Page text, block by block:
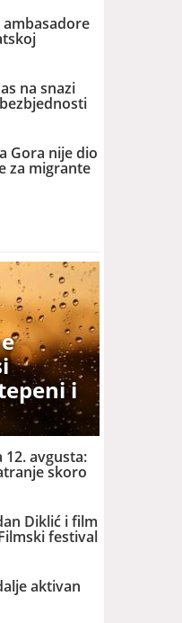
na snazi
Gora nije dio
za migrante
i
12. avgusta:
skoro
Diklić i film
festival
aktivan